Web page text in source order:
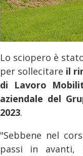
Lo sciopero è
per sollecitare il
di Lavoro
aziendale del
2023.
"Sebbene nel
passi in